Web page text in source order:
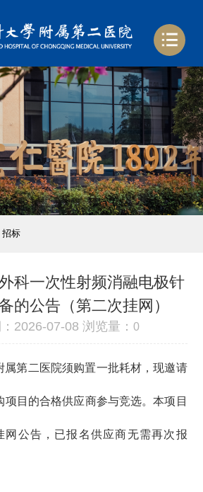
招标
科一次性射频消融电极针
的公告（第二次挂网）
2026-07-08 浏览量： 0
属第二医院须购置一批耗材，现邀请
项目的合格供应商参与竞选。本项目
网公告，已报名供应商无需再次报